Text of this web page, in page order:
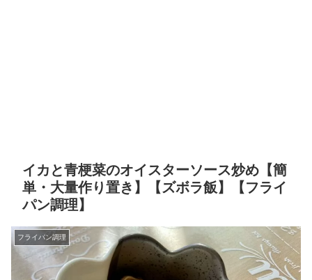
イカと青梗菜のオイスターソース炒め【簡
単・大量作り置き】【ズボラ飯】【フライ
パン調理】
フライパン調理